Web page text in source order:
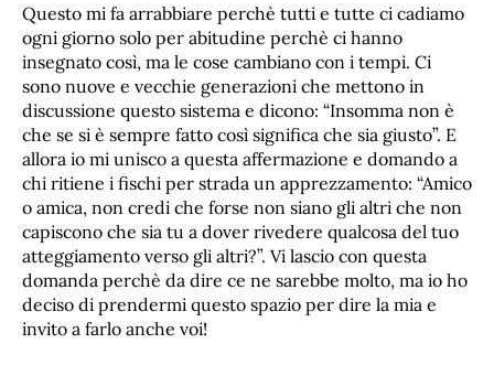
Questo mi fa arrabbiare perchè tutti e tutte ci cadiamo
ogni giorno solo per abitudine perchè ci hanno
insegnato così, ma le cose cambiano con i tempi. Ci
sono nuove e vecchie generazioni che mettono in
discussione questo sistema e dicono: “Insomma non è
che se si è sempre fatto così significa che sia giusto”. E
allora io mi unisco a questa affermazione e domando a
chi ritiene i fischi per strada un apprezzamento: “Amico
o amica, non credi che forse non siano gli altri che non
capiscono che sia tu a dover rivedere qualcosa del tuo
atteggiamento verso gli altri?”. Vi lascio con questa
domanda perchè da dire ce ne sarebbe molto, ma io ho
deciso di prendermi questo spazio per dire la mia e
invito a farlo anche voi!